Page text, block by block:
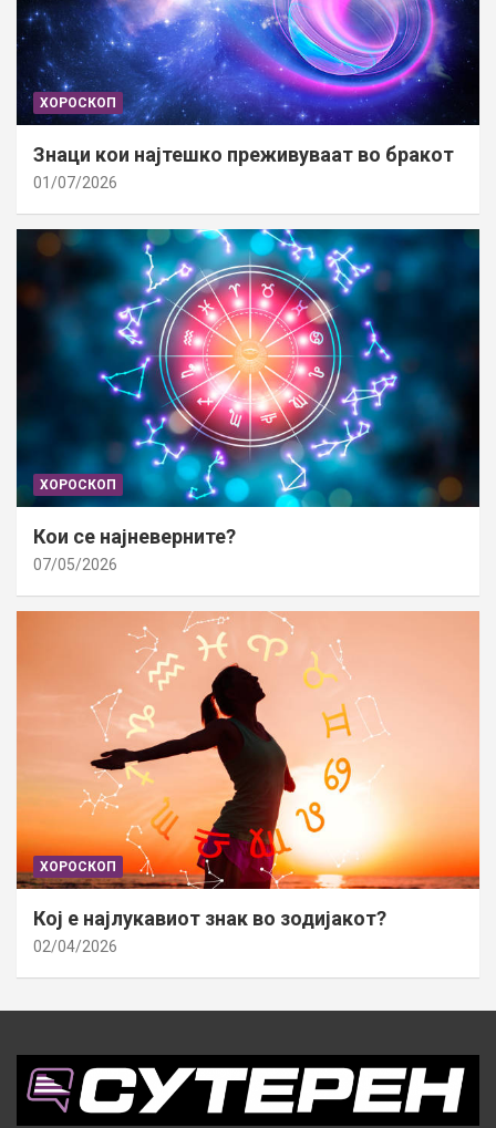
ХОРОСКОП
Знаци кои најтешко преживуваат во бракот
01/07/2026
ХОРОСКОП
Кои се најневерните?
07/05/2026
ХОРОСКОП
Кој е најлукавиот знак во зодијакот?
02/04/2026